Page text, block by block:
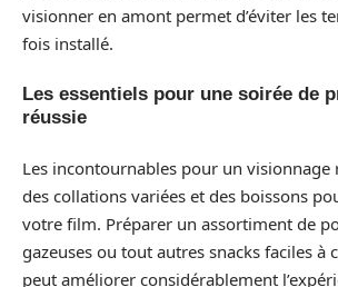
visionner en amont permet d’éviter les
fois installé.
Les essentiels pour une soirée de
réussie
Les incontournables pour un visionnage
des collations variées et des boissons
votre film. Préparer un assortiment de
gazeuses ou tout autres snacks faciles à
peut améliorer considérablement